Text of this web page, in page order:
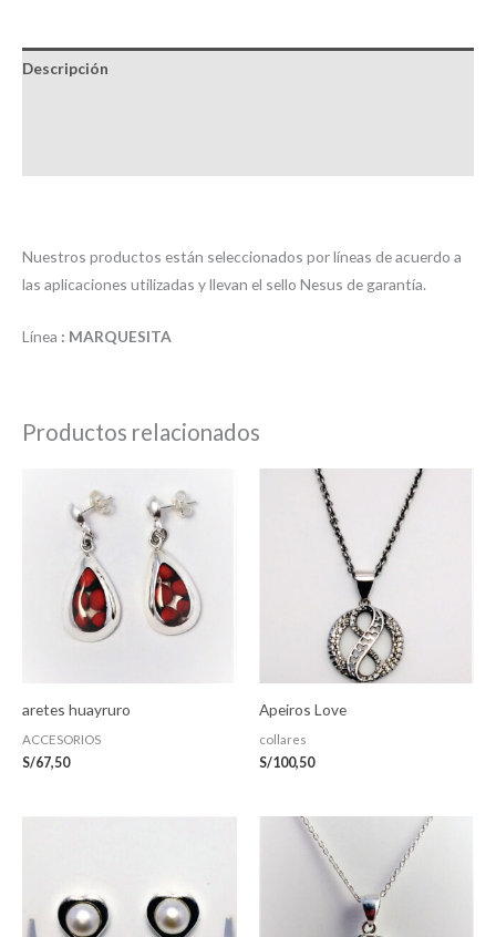
Descripción
Nuestros productos están seleccionados por líneas de acuerdo a
las aplicaciones utilizadas y llevan el sello Nesus de garantía.
Línea : MARQUESITA
Productos relacionados
aretes huayruro
ACCESORIOS
S/67,50
Apeiros Love
collares
S/100,50